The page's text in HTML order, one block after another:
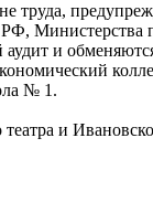
труда,
и
№ 1.
и